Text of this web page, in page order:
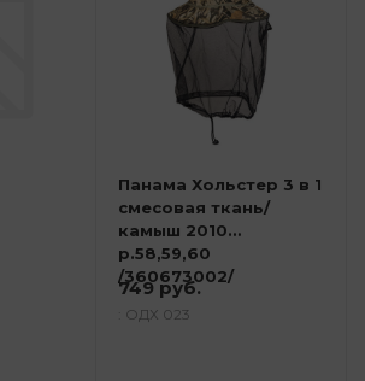
Панама Хольстер 3 в 1
смесовая ткань/
камыш 2010
р.58,59,60
/360673002/
749 руб.
: ОДХ 023